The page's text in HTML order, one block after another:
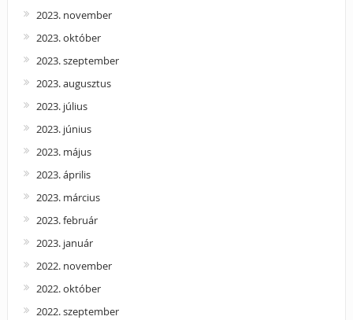
2023. november
2023. október
2023. szeptember
2023. augusztus
2023. július
2023. június
2023. május
2023. április
2023. március
2023. február
2023. január
2022. november
2022. október
2022. szeptember